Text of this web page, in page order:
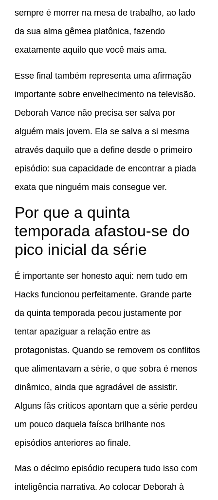
sempre é morrer na mesa de trabalho, ao lado
da sua alma gêmea platônica, fazendo
exatamente aquilo que você mais ama.
Esse final também representa uma afirmação
importante sobre envelhecimento na televisão.
Deborah Vance não precisa ser salva por
alguém mais jovem. Ela se salva a si mesma
através daquilo que a define desde o primeiro
episódio: sua capacidade de encontrar a piada
exata que ninguém mais consegue ver.
Por que a quinta
temporada afastou-se do
pico inicial da série
É importante ser honesto aqui: nem tudo em
Hacks funcionou perfeitamente. Grande parte
da quinta temporada pecou justamente por
tentar apaziguar a relação entre as
protagonistas. Quando se removem os conflitos
que alimentavam a série, o que sobra é menos
dinâmico, ainda que agradável de assistir.
Alguns fãs críticos apontam que a série perdeu
um pouco daquela faísca brilhante nos
episódios anteriores ao finale.
Mas o décimo episódio recupera tudo isso com
inteligência narrativa. Ao colocar Deborah à